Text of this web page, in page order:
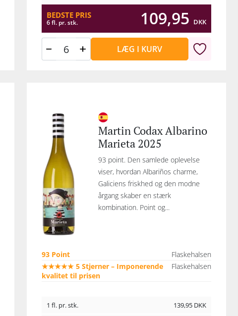
BEDSTE PRIS
6 fl. pr. stk. 109,95 DKK
LÆG I KURV
Martin Codax Albarino
Marieta 2025
93 point. Den samlede oplevelse
viser, hvordan Albariños charme,
Galiciens friskhed og den modne
årgang skaber en stærk
kombination. Point og...
93 Point
Flaskehalsen
★★★★★ 5 Stjerner – Imponerende
kvalitet til prisen
Flaskehalsen
1 fl. pr. stk. 139,95 DKK